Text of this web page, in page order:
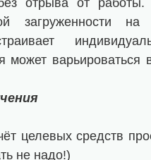
отрыва от работы.
загруженности
может
целевых средств
не надо!)